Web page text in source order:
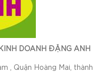
DOANH ĐẶNG ANH
, Quận Hoàng Mai, thành